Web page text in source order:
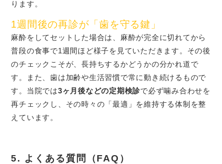
ります。
1週間後の再診が「歯を守る鍵」
麻酔をしてセットした場合は、麻酔が完全に切れてから
普段の食事で1週間ほど様子を見ていただきます。その後
のチェックこそが、長持ちするかどうかの分かれ道で
す。また、歯は加齢や生活習慣で常に動き続けるもので
す。当院では3ヶ月後などの定期検診で必ず噛み合わせを
再チェックし、その時々の「最適」を維持する体制を整
えています。
5. よくある質問（FAQ）